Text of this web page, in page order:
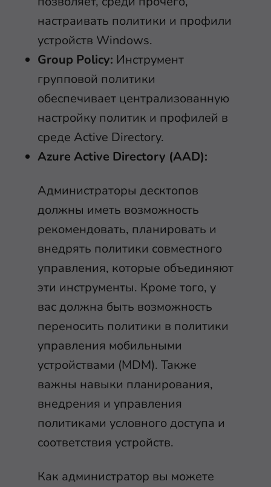
настраивать политики и профили
устройств Windows.
Group Policy: Инструмент
групповой политики
обеспечивает централизованную
настройку политик и профилей в
среде Active Directory.
Azure Active Directory (AAD):
Администраторы десктопов
должны иметь возможность
рекомендовать, планировать и
внедрять политики совместного
управления, которые объединяют
эти инструменты. Кроме того, у
вас должна быть возможность
переносить политики в политики
управления мобильными
устройствами (MDM). Также
важны навыки планирования,
внедрения и управления
политиками условного доступа и
соответствия устройств.
Как администратор вы можете